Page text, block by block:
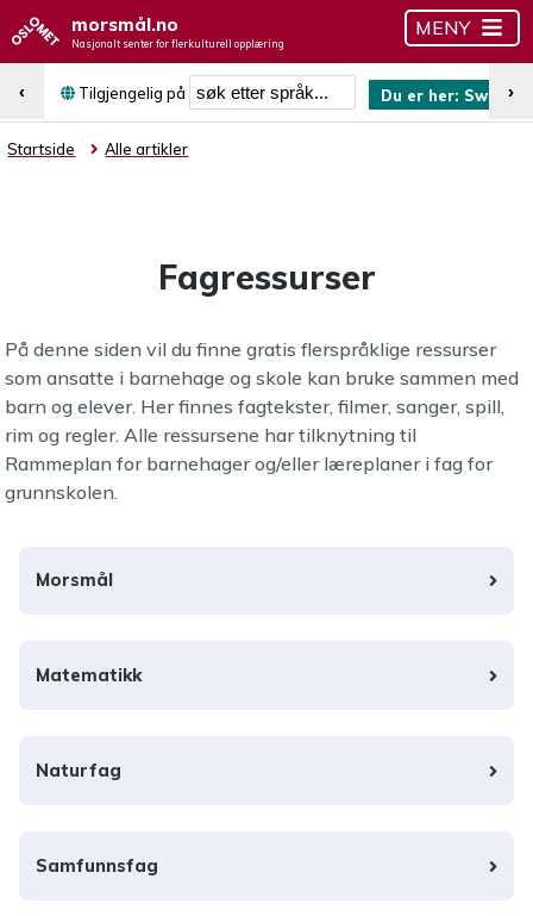
morsmål.no
Nasjonalt senter for flerkulturell opplæring
MENY
Tilgjengelig på
Søk etter språk
Du er her: Swahili
‹ ›
Startside Alle artikler
Fagressurser
På denne siden vil du finne gratis flerspråklige ressurser
som ansatte i barnehage og skole kan bruke sammen med
barn og elever. Her finnes fagtekster, filmer, sanger, spill,
rim og regler. Alle ressursene har tilknytning til
Rammeplan for barnehager og/eller læreplaner i fag for
grunnskolen.
Morsmål
Matematikk
Naturfag
Samfunnsfag